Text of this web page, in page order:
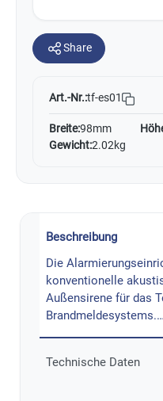
Share
Art.-Nr.:tf-es01
Breite:98mm
Gewicht:2.02kg
Beschreibung
Die
konventionelle
Außensirene für das
Brandmeldesystems.…
Technische Daten